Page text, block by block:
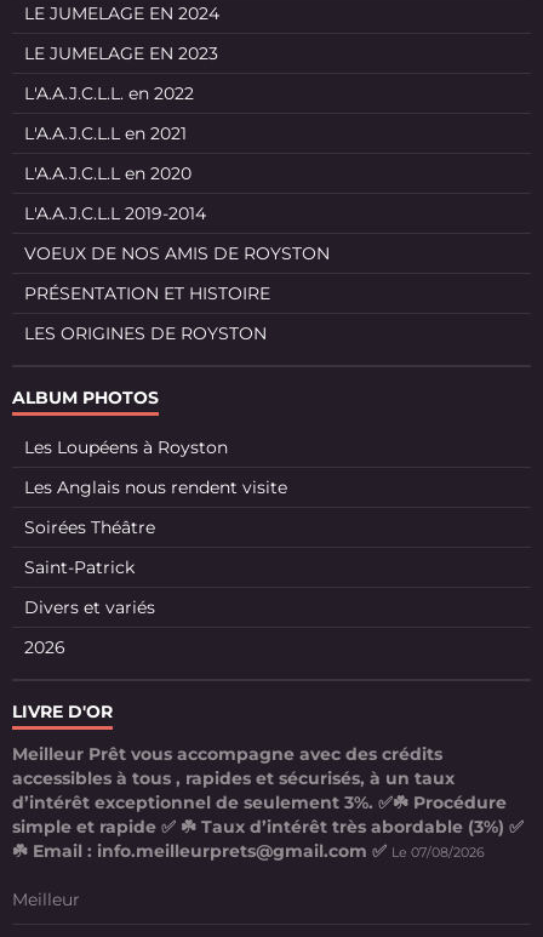
LE JUMELAGE EN 2024
LE JUMELAGE EN 2023
L'A.A.J.C.L.L. en 2022
L'A.A.J.C.L.L en 2021
L'A.A.J.C.L.L en 2020
L'A.A.J.C.L.L 2019-2014
VOEUX DE NOS AMIS DE ROYSTON
PRÉSENTATION ET HISTOIRE
LES ORIGINES DE ROYSTON
ALBUM PHOTOS
Les Loupéens à Royston
Les Anglais nous rendent visite
Soirées Théâtre
Saint-Patrick
Divers et variés
2026
LIVRE D'OR
Meilleur Prêt vous accompagne avec des crédits
accessibles à tous , rapides et sécurisés, à un taux
d’intérêt exceptionnel de seulement 3%. ✅☘️ Procédure
simple et rapide ✅ ☘️ Taux d’intérêt très abordable (3%) ✅
☘️ Email : info.meilleurprets@gmail.com ✅ Le 07/08/2026
Meilleur